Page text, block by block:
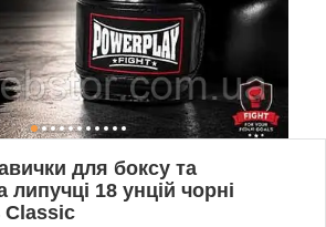
для боксу та
18 унцій чорні
Classic